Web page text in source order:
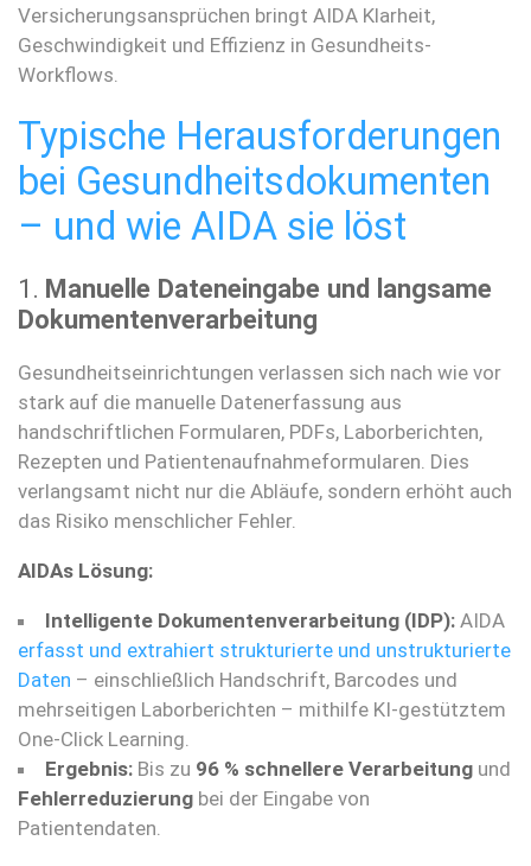
Versicherungsansprüchen bringt AIDA Klarheit,
Geschwindigkeit und Effizienz in Gesundheits-
Workflows.
Typische Herausforderungen
bei Gesundheitsdokumenten
– und wie AIDA sie löst
1. Manuelle Dateneingabe und langsame
Dokumentenverarbeitung
Gesundheitseinrichtungen verlassen sich nach wie vor
stark auf die manuelle Datenerfassung aus
handschriftlichen Formularen, PDFs, Laborberichten,
Rezepten und Patientenaufnahmeformularen. Dies
verlangsamt nicht nur die Abläufe, sondern erhöht auch
das Risiko menschlicher Fehler.
AIDAs Lösung:
Intelligente Dokumentenverarbeitung (IDP): AIDA
erfasst und extrahiert strukturierte und unstrukturierte
Daten – einschließlich Handschrift, Barcodes und
mehrseitigen Laborberichten – mithilfe KI-gestütztem
One-Click Learning.
Ergebnis: Bis zu 96 % schnellere Verarbeitung und
Fehlerreduzierung bei der Eingabe von
Patientendaten.